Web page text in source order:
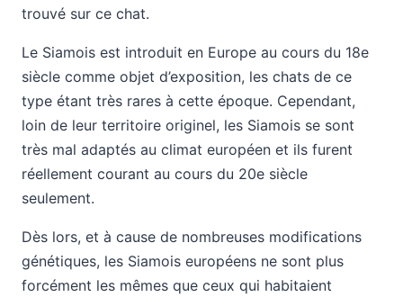
trouvé sur ce chat.
Le Siamois est introduit en Europe au cours du 18e
siècle comme objet d’exposition, les chats de ce
type étant très rares à cette époque. Cependant,
loin de leur territoire originel, les Siamois se sont
très mal adaptés au climat européen et ils furent
réellement courant au cours du 20e siècle
seulement.
Dès lors, et à cause de nombreuses modifications
génétiques, les Siamois européens ne sont plus
forcément les mêmes que ceux qui habitaient